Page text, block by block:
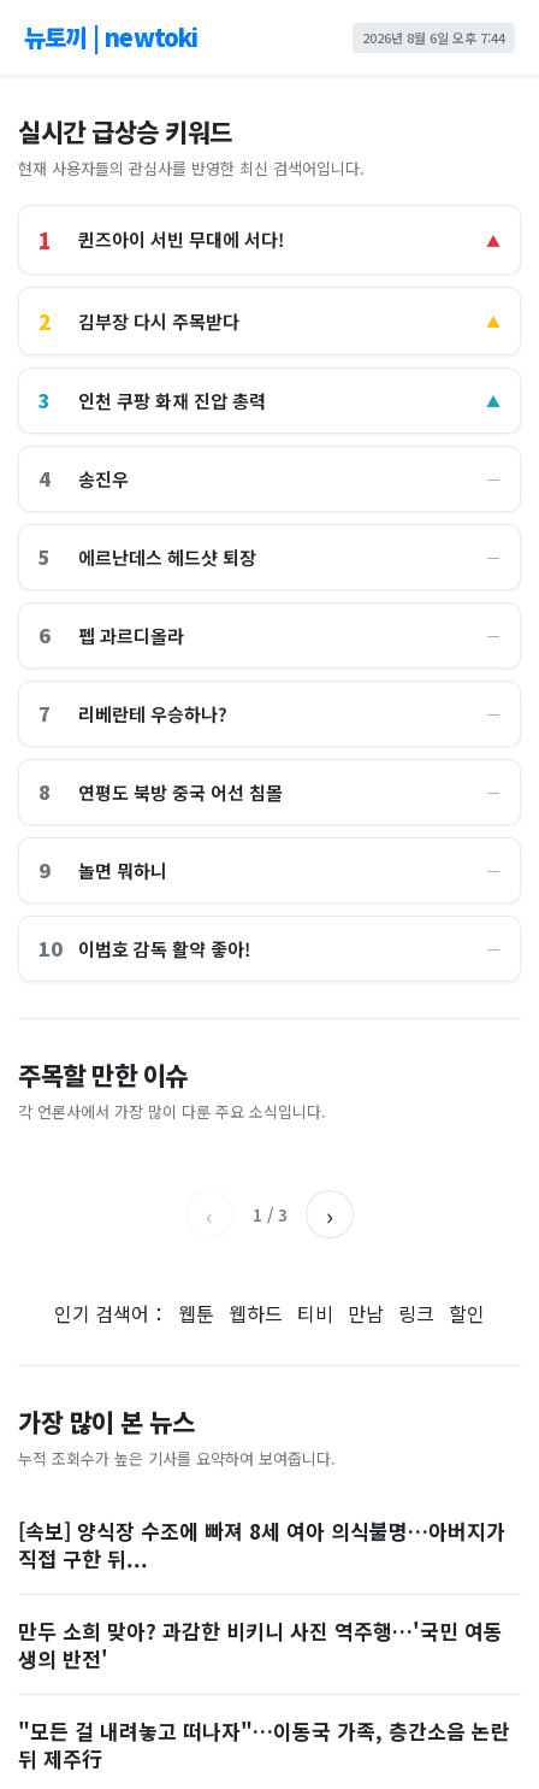
뉴토끼 | newtoki 2026년 8월 6일 오후 7:44
실시간 급상승 키워드
현재 사용자들의 관심사를 반영한 최신 검색어입니다.
1 퀸즈아이 서빈 무대에 서다! ▲
2 김부장 다시 주목받다 ▲
3 인천 쿠팡 화재 진압 총력 ▲
4 송진우 ―
5 에르난데스 헤드샷 퇴장 ―
6 펩 과르디올라 ―
7 리베란테 우승하나? ―
8 연평도 북방 중국 어선 침몰 ―
9 놀면 뭐하니 ―
10 이범호 감독 활약 좋아! ―
주목할 만한 이슈
각 언론사에서 가장 많이 다룬 주요 소식입니다.
홈플러스, 2000억원으로 '시
간'을 샀다
비즈워치
왜?매일경제
[날씨] 오늘 밤 또 내린다...내
륙 중심 최대 150mm
졌다...국산 53개 중소기업이
‹ 1 / 3 ›
인기 검색어： 웹툰 웹하드 티비 만남 링크 할인
가장 많이 본 뉴스
누적 조회수가 높은 기사를 요약하여 보여줍니다.
[속보] 양식장 수조에 빠져 8세 여아 의식불명…아버지가
직접 구한 뒤...
만두 소희 맞아? 과감한 비키니 사진 역주행…'국민 여동
생의 반전'
"모든 걸 내려놓고 떠나자"…이동국 가족, 층간소음 논란
뒤 제주行